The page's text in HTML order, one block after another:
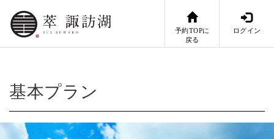
予約TOPに
戻る
ログイン
基本プラン